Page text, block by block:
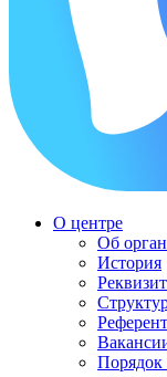
О центре
Об
История
Порядок